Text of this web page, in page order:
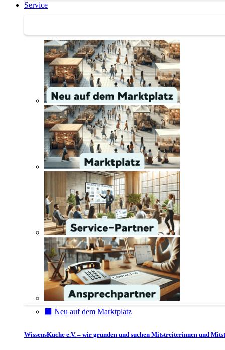
Service
⬛️ Neu auf dem Marktplatz
WissensKüche e.V. – wir gründen und suchen Mitstreiterinnen und